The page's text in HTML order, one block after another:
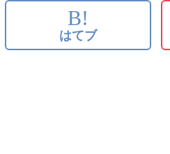
B!
はてブ